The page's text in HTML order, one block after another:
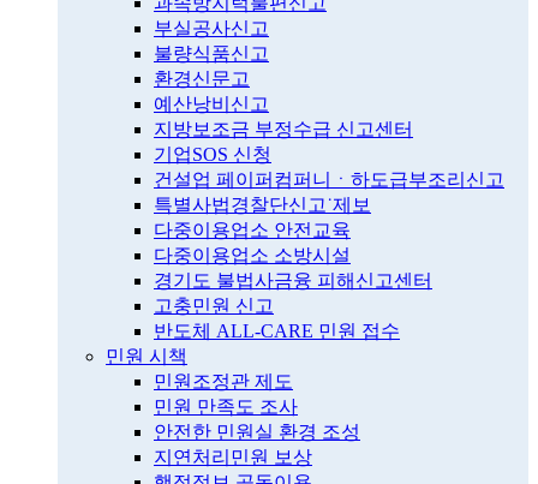
부실공사신고
불량식품신고
환경신문고
예산낭비신고
지방보조금 부정수급 신고센터
기업SOS 신청
건설업 페이퍼컴퍼니ㆍ하도급부조리신고
특별사법경찰단신고˙제보
다중이용업소 안전교육
다중이용업소 소방시설
경기도 불법사금융 피해신고센터
고충민원 신고
반도체 ALL-CARE 민원 접수
민원 시책
민원조정관 제도
민원 만족도 조사
안전한 민원실 환경 조성
지연처리민원 보상